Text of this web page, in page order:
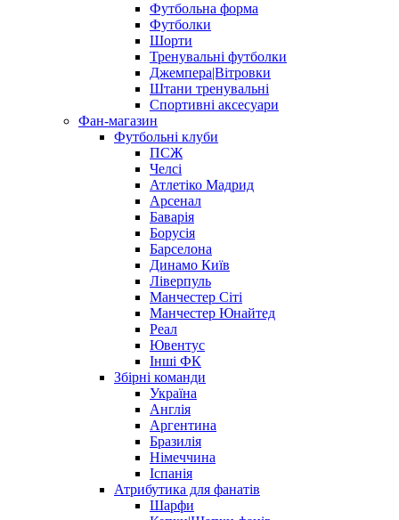
Футбольна форма
Футболки
Шорти
Тренувальні футболки
Джемпера|Вітровки
Штани тренувальні
Спортивні аксесуари
Фан-магазин
Футбольні клуби
ПСЖ
Челсі
Атлетіко Мадрид
Арсенал
Баварія
Борусія
Барселона
Динамо Київ
Ліверпуль
Манчестер Сіті
Манчестер Юнайтед
Реал
Ювентус
Інші ФК
Збірні команди
Україна
Англія
Аргентина
Бразилія
Німеччина
Іспанія
Атрибутика для фанатів
Шарфи